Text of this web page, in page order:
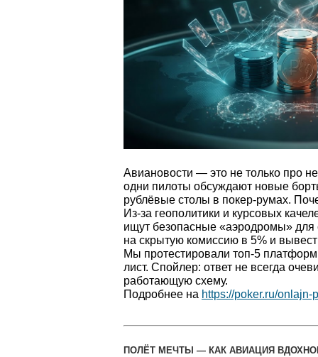
Авиановости — это не только про
одни пилоты обсуждают новые
рублёвые столы в покер-румах.
Из-за геополитики и курсовых
ищут безопасные «аэродромы» для
на скрытую комиссию в 5% и
Мы протестировали топ-5 платформ
лист. Спойлер: ответ не всегда
работающую схему.
Подробнее на https://poker.ru/onlajn-
ПОЛЁТ МЕЧТЫ — КАК АВИАЦИЯ